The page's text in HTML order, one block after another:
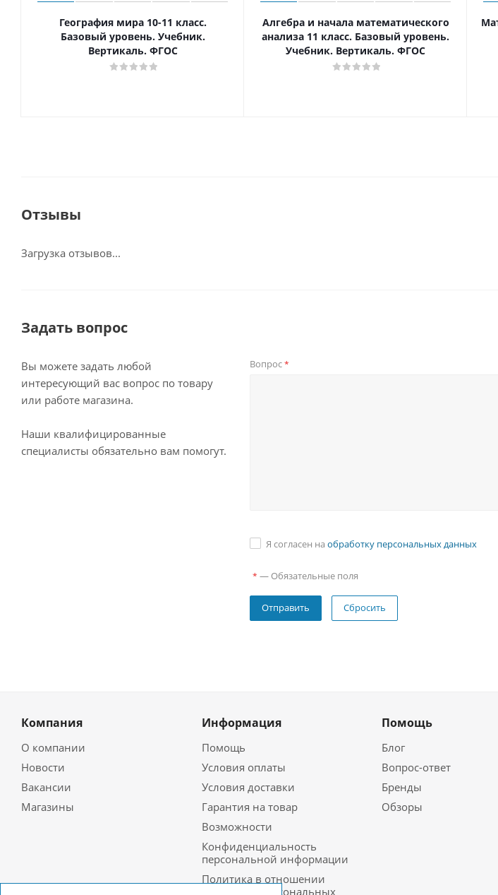
География мира 10-11 класс.
Базовый уровень. Учебник.
Вертикаль. ФГОС
Алгебра и начала математического
анализа 11 класс. Базовый уровень.
Учебник. Вертикаль. ФГОС
Отзывы
Загрузка отзывов...
Задать вопрос
Вы можете задать любой
интересующий вас вопрос по товару
или работе магазина.
Наши квалифицированные
специалисты обязательно вам помогут.
Вопрос*
Я согласен на обработку персональных данных
* — Обязательные поля
Сбросить
Компания
О компании
Новости
Вакансии
Магазины
Информация
Помощь
Условия оплаты
Условия доставки
Гарантия на товар
Возможности
Конфиденциальность
персональной информации
Политика в отношении
обработки персональных
Помощь
Блог
Вопрос-ответ
Бренды
Обзоры